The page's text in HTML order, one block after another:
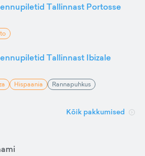
Tallinnast Portosse
Tallinnast Ibizale
Hispaania Rannapuhkus
Kõik pakkumised